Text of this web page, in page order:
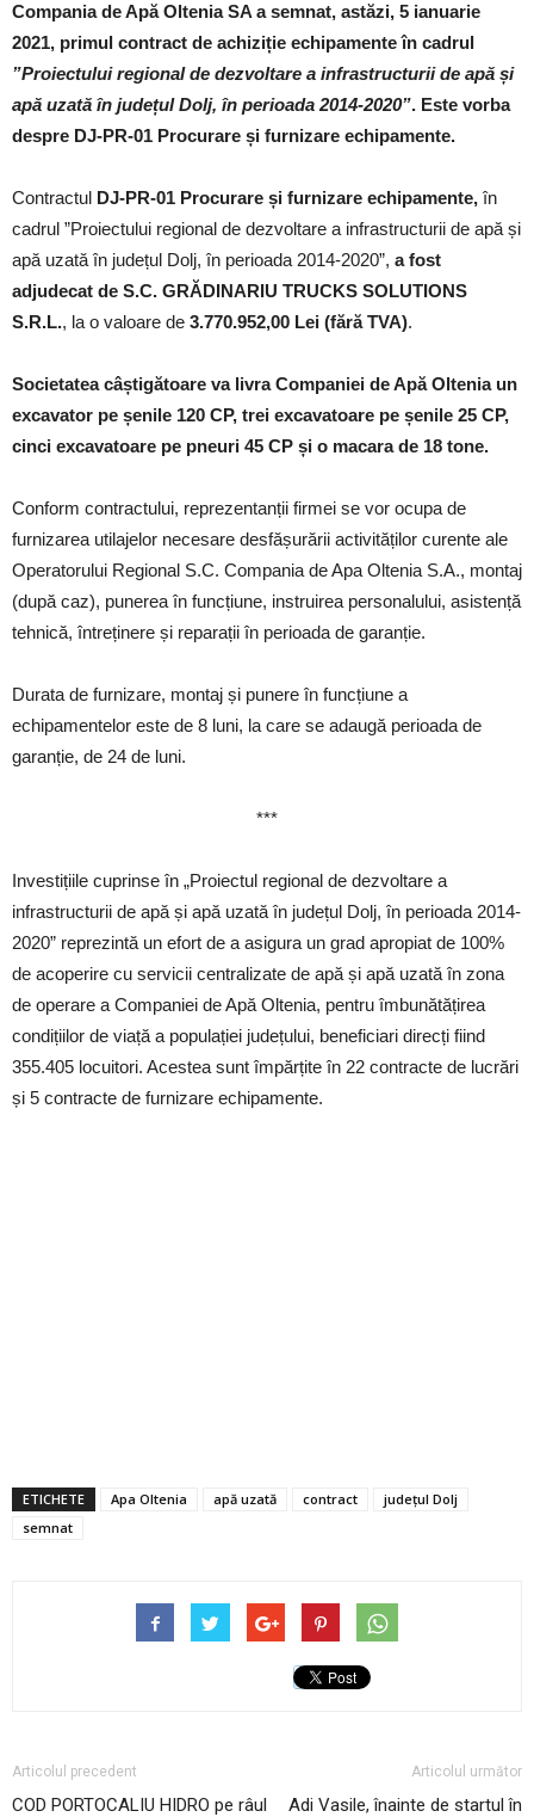
Compania de Apă Oltenia SA a semnat, astăzi, 5 ianuarie
2021, primul contract de achiziție echipamente în cadrul
”Proiectului regional de dezvoltare a infrastructurii de apă și
apă uzată în județul Dolj, în perioada 2014-2020”. Este vorba
despre DJ-PR-01 Procurare și furnizare echipamente.
Contractul DJ-PR-01 Procurare și furnizare echipamente, în
cadrul ”Proiectului regional de dezvoltare a infrastructurii de apă și
apă uzată în județul Dolj, în perioada 2014-2020”, a fost
adjudecat de S.C. GRĂDINARIU TRUCKS SOLUTIONS
S.R.L., la o valoare de 3.770.952,00 Lei (fără TVA).
Societatea câștigătoare va livra Companiei de Apă Oltenia un
excavator pe șenile 120 CP, trei excavatoare pe șenile 25 CP,
cinci excavatoare pe pneuri 45 CP și o macara de 18 tone.
Conform contractului, reprezentanții firmei se vor ocupa de
furnizarea utilajelor necesare desfășurării activităților curente ale
Operatorului Regional S.C. Compania de Apa Oltenia S.A., montaj
(după caz), punerea în funcțiune, instruirea personalului, asistență
tehnică, întreținere și reparații în perioada de garanție.
Durata de furnizare, montaj și punere în funcțiune a
echipamentelor este de 8 luni, la care se adaugă perioada de
garanție, de 24 de luni.
***
Investițiile cuprinse în „Proiectul regional de dezvoltare a
infrastructurii de apă și apă uzată în județul Dolj, în perioada 2014-
2020” reprezintă un efort de a asigura un grad apropiat de 100%
de acoperire cu servicii centralizate de apă și apă uzată în zona
de operare a Companiei de Apă Oltenia, pentru îmbunătățirea
condițiilor de viață a populației județului, beneficiari direcți fiind
355.405 locuitori. Acestea sunt împărțite în 22 contracte de lucrări
și 5 contracte de furnizare echipamente.
ETICHETE Apa Oltenia apă uzată contract
județul Dolj
semnat
Articolul precedent
COD PORTOCALIU HIDRO pe râul
Articolul următor
Adi Vasile, înainte de startul în